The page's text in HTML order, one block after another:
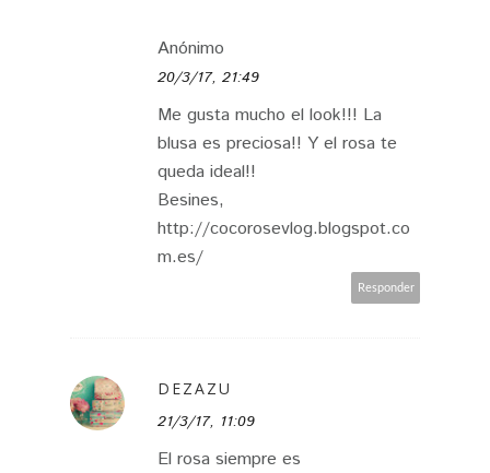
Anónimo
20/3/17, 21:49
Me gusta mucho el look!!! La
blusa es preciosa!! Y el rosa te
queda ideal!!
Besines,
http://cocorosevlog.blogspot.co
m.es/
Responder
DEZAZU
21/3/17, 11:09
El rosa siempre es